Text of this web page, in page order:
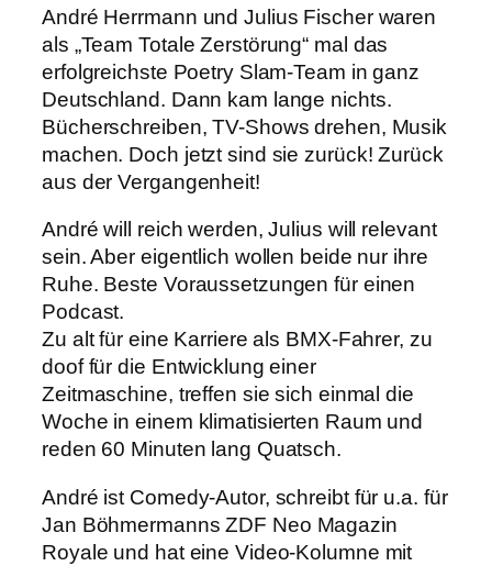
André Herrmann und Julius Fischer waren
als „Team Totale Zerstörung“ mal das
erfolgreichste Poetry Slam-Team in ganz
Deutschland. Dann kam lange nichts.
Bücherschreiben, TV-Shows drehen, Musik
machen. Doch jetzt sind sie zurück! Zurück
aus der Vergangenheit!
André will reich werden, Julius will relevant
sein. Aber eigentlich wollen beide nur ihre
Ruhe. Beste Voraussetzungen für einen
Podcast.
Zu alt für eine Karriere als BMX-Fahrer, zu
doof für die Entwicklung einer
Zeitmaschine, treffen sie sich einmal die
Woche in einem klimatisierten Raum und
reden 60 Minuten lang Quatsch.
André ist Comedy-Autor, schreibt für u.a. für
Jan Böhmermanns ZDF Neo Magazin
Royale und hat eine Video-Kolumne mit